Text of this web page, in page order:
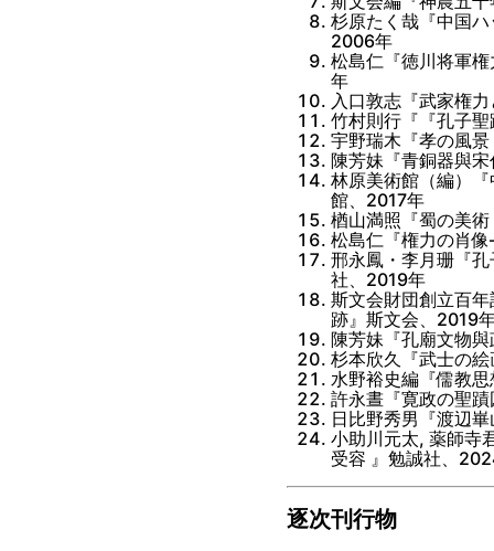
杉原たく哉『中国
2006年
松島仁『徳川将軍
年
入口敦志『武家権
竹村則行『『孔子
宇野瑞木『孝の風
陳芳妹『青銅器與
林原美術館（編）
館、2017年
楢山満照『蜀の美
松島仁『権力の肖
邢永鳳・李月珊『
社、2019年
斯文会財団創立百
跡』斯文会、2019
陳芳妹『孔廟文物
杉本欣久『武士の
水野裕史編『儒教
許永晝『寛政の聖
日比野秀男『渡辺
小助川元太, 薬師寺
受容 』勉誠社、
逐次刊行物